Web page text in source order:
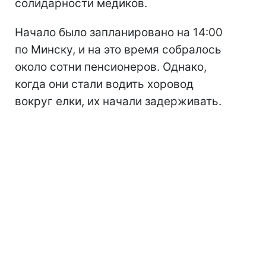
солидарности медиков.
Начало было запланировано на 14:00
по Минску, и на это время собралось
около сотни пенсионеров. Однако,
когда они стали водить хоровод
вокруг елки, их начали задерживать.